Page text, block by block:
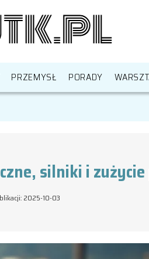
PRZEMYSŁ PORADY
silniki i
2025-10-03